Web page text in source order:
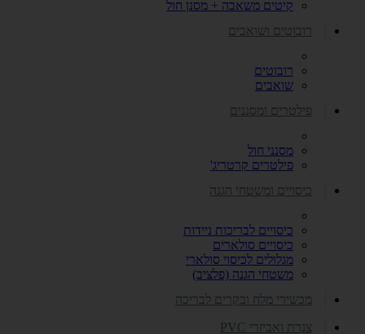
קיטים משאבה + מסנן חול
רובוטים ושואבים
רובוטים
שואבים
פילטרים ומסננים
מסנני חול
פילטרים קרטריג'
כיסויים ומשטחי הגנה
כיסויים לבריכות ניידות
כיסויים סולארים
מגלולים לכיסוי סולארי
משטחי הגנה (פלציב)
מכשירי מלח ובקרים לבריכה
צנרת ואביזרי PVC